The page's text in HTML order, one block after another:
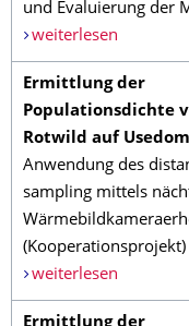
und Evaluierung der
weiterlesen
Ermittlung der
Populationsdichte
Rotwild auf Usedom
Anwendung des
sampling mittels
(Kooperationsprojekt)
weiterlesen